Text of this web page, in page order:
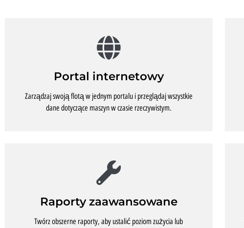
Portal internetowy
Zarządzaj swoją flotą w jednym portalu i przeglądaj wszystkie
dane dotyczące maszyn w czasie rzeczywistym.
Raporty zaawansowane
Twórz obszerne raporty, aby ustalić poziom zużycia lub